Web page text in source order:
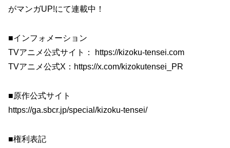
がマンガUP!にて連載中！
■インフォメーション
TVアニメ公式サイト： https://kizoku-tensei.com
TVアニメ公式X：https://x.com/kizokutensei_PR
■原作公式サイト
https://ga.sbcr.jp/special/kizoku-tensei/
■権利表記